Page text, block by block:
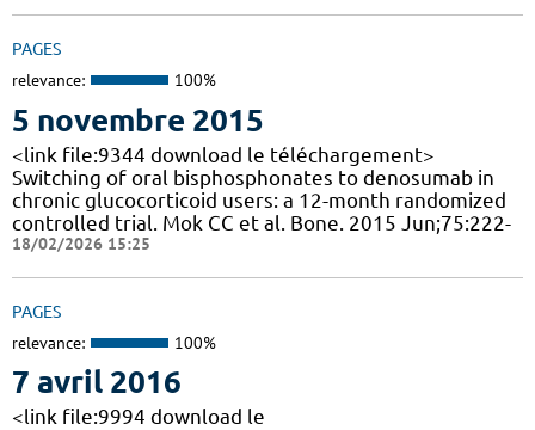
PAGES
relevance: 100%
5 novembre 2015
<link file:9344 download le téléchargement>
Switching of oral bisphosphonates to denosumab in
chronic glucocorticoid users: a 12-month randomized
controlled trial. Mok CC et al. Bone. 2015 Jun;75:222-
18/02/2026 15:25
PAGES
relevance: 100%
7 avril 2016
<link file:9994 download le